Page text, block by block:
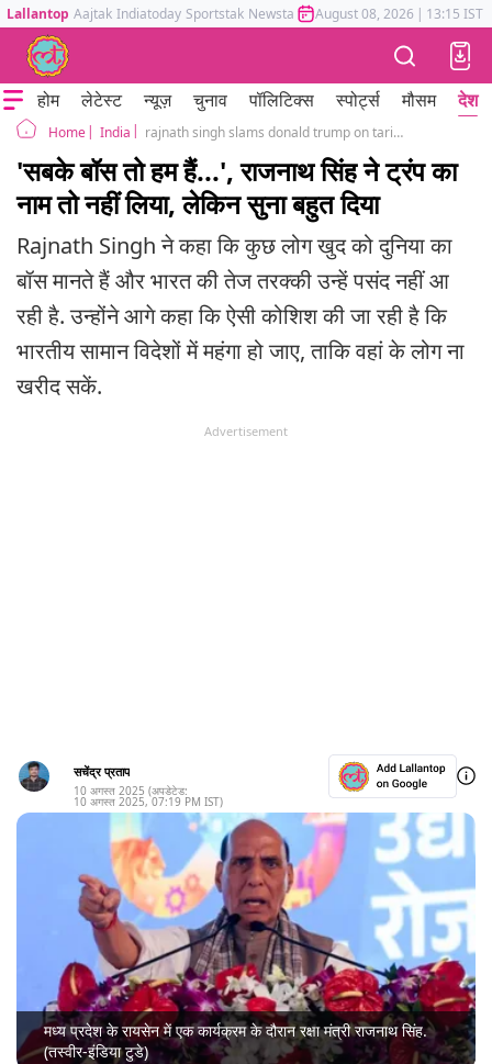
Lallantop Aajtak Indiatoday Sportstak Newstak Mumbai Tak Astrotak
August 08, 2026 | 13:15 IST
होम लेटेस्ट न्यूज़ चुनाव पॉलिटिक्स स्पोर्ट्स मौसम देश
Home India rajnath singh slams donald trump on tariff 50 percent india defense export raisen madhya pradesh
'सबके बॉस तो हम हैं...', राजनाथ सिंह ने ट्रंप का
नाम तो नहीं लिया, लेकिन सुना बहुत दिया
Rajnath Singh ने कहा कि कुछ लोग खुद को दुनिया का
बॉस मानते हैं और भारत की तेज तरक्की उन्हें पसंद नहीं आ
रही है. उन्होंने आगे कहा कि ऐसी कोशिश की जा रही है कि
भारतीय सामान विदेशों में महंगा हो जाए, ताकि वहां के लोग ना
खरीद सकें.
Advertisement
सचेंद्र प्रताप
10 अगस्त 2025 (अपडेटेड:
10 अगस्त 2025, 07:19 PM IST)
मध्य प्रदेश के रायसेन में एक कार्यक्रम के दौरान रक्षा मंत्री राजनाथ सिंह.
(तस्वीर-इंडिया टुडे)